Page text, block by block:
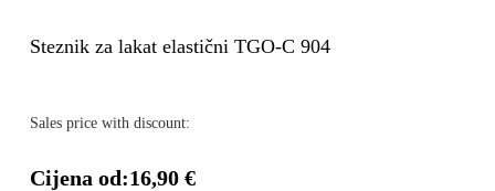
Steznik za lakat elastični TGO-C 904
Sales price with discount:
Cijena od:16,90 €